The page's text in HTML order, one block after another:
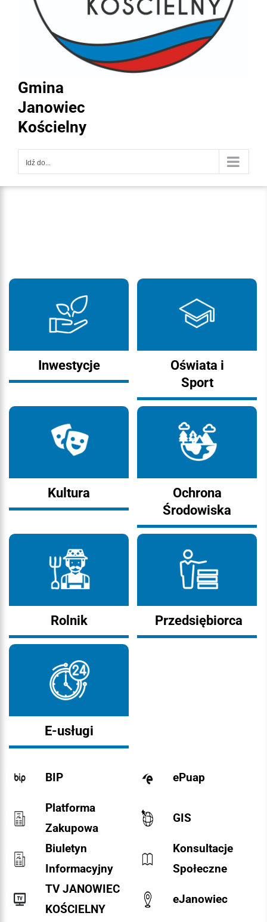
Gmina
Janowiec
Kościelny
Idź do...
Inwestycje
Oświata i
Sport
Kultura
Ochrona
Środowiska
Rolnik Przedsiębiorca
E-usługi
BIP ePuap
Platforma
Zakupowa
GIS
Biuletyn
Informacyjny
Konsultacje
Społeczne
TV JANOWIEC
KOŚCIELNY
eJanowiec